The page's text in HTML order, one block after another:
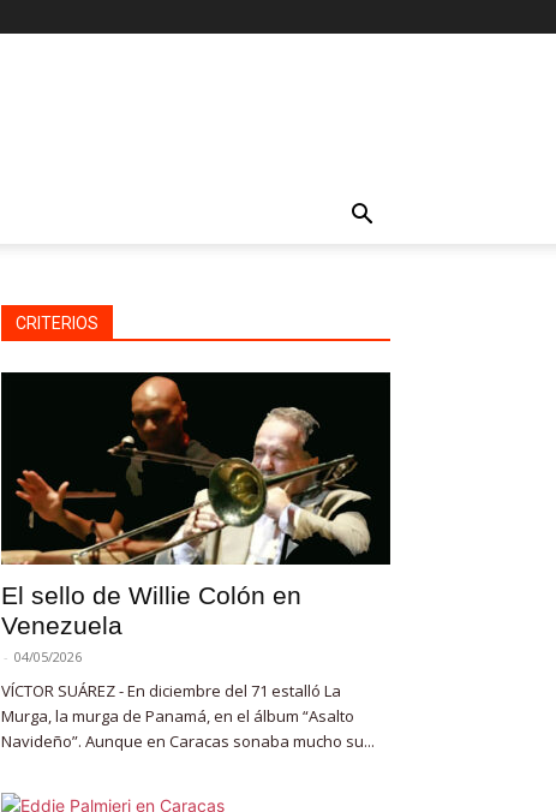
CRITERIOS
El sello de Willie Colón en
Venezuela
- 04/05/2026
VÍCTOR SUÁREZ - En diciembre del 71 estalló La
Murga, la murga de Panamá, en el álbum “Asalto
Navideño”. Aunque en Caracas sonaba mucho su...